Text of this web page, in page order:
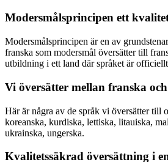
Modersmålsprincipen ett
Modersmålsprincipen är en av
franska som modersmål översätter till
utbildning i ett land där språket är
Vi översätter mellan franska
Här är några av de språk vi översätter till
koreanska, kurdiska, lettiska, litauiska,
ukrainska, ungerska.
Kvalitetssäkrad översättning i